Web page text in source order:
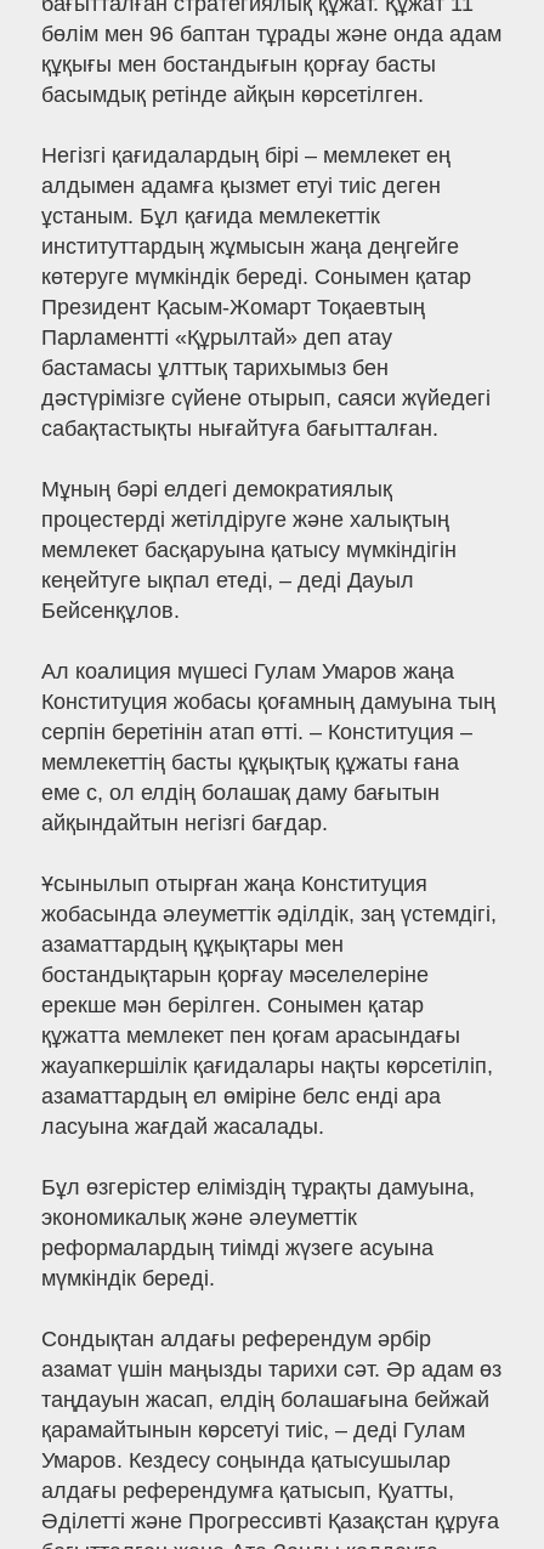
бөлім мен 96 баптан тұрады және онда адам
құқығы мен бостандығын қорғау басты
басымдық ретінде айқын көрсетілген.
Негізгі қағидалардың бірі – мемлекет ең
алдымен адамға қызмет етуі тиіс деген
ұстаным. Бұл қағида мемлекеттік
институттардың жұмысын жаңа деңгейге
көтеруге мүмкіндік береді. Сонымен қатар
Президент Қасым-Жомарт Тоқаевтың
Парламентті «Құрылтай» деп атау
бастамасы ұлттық тарихымыз бен
дәстүрімізге сүйене отырып, саяси жүйедегі
сабақтастықты нығайтуға бағытталған.
Мұның бәрі елдегі демократиялық
процестерді жетілдіруге және халықтың
мемлекет басқаруына қатысу мүмкіндігін
кеңейтуге ықпал етеді, – деді Дауыл
Бейсенқұлов.
Ал коалиция мүшесі Гулам Умаров жаңа
Конституция жобасы қоғамның дамуына тың
серпін беретінін атап өтті. – Конституция –
мемлекеттің басты құқықтық құжаты ғана
еме с, ол елдің болашақ даму бағытын
айқындайтын негізгі бағдар.
Ұсынылып отырған жаңа Конституция
жобасында әлеуметтік әділдік, заң үстемдігі,
азаматтардың құқықтары мен
бостандықтарын қорғау мәселелеріне
ерекше мән берілген. Сонымен қатар
құжатта мемлекет пен қоғам арасындағы
жауапкершілік қағидалары нақты көрсетіліп,
азаматтардың ел өміріне белс енді ара
ласуына жағдай жасалады.
Бұл өзгерістер еліміздің тұрақты дамуына,
экономикалық және әлеуметтік
реформалардың тиімді жүзеге асуына
мүмкіндік береді.
Сондықтан алдағы референдум әрбір
азамат үшін маңызды тарихи сәт. Әр адам өз
таңдауын жасап, елдің болашағына бейжай
қарамайтынын көрсетуі тиіс, – деді Гулам
Умаров. Кездесу соңында қатысушылар
алдағы референдумға қатысып, Қуатты,
Әділетті және Прогрессивті Қазақстан құруға